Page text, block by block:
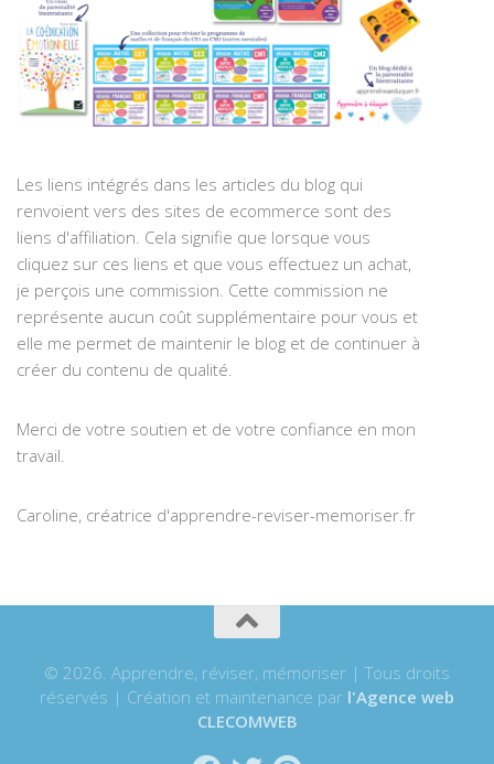
Les liens intégrés dans les articles du blog qui
renvoient vers des sites de ecommerce sont des
liens d'affiliation. Cela signifie que lorsque vous
cliquez sur ces liens et que vous effectuez un achat,
je perçois une commission. Cette commission ne
représente aucun coût supplémentaire pour vous et
elle me permet de maintenir le blog et de continuer à
créer du contenu de qualité.
Merci de votre soutien et de votre confiance en mon
travail.
Caroline, créatrice d'apprendre-reviser-memoriser.fr
© 2026. Apprendre, réviser, mémoriser | Tous droits
réservés | Création et maintenance par l'Agence web
CLECOMWEB